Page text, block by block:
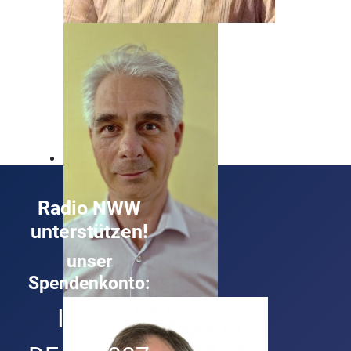
Unser Mann, wenn's um Rock geht!
Technik und Musik ist sein Ding
Radio NWW
unterstützen!
unser
Spendenkonto:
IBAN: